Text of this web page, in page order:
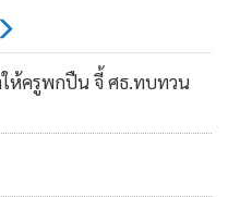
เฉิน นั้น แม้ว่าศาลจะ
าธารณะในช่วงนี้ แต่ก็ไม่
าลจะบังคับใช้กฎหมายอย่าง
นโดยติดกำไลข้อเท้า
ช้งานอุปกรณ์อิเล็กทรอนิกส์
นออกนอกบ้านตามเพศ
ห้ครูพกปืน จี้ ศธ.ทบทวน